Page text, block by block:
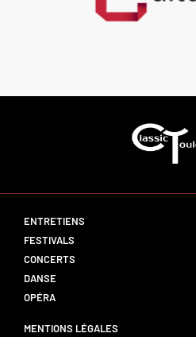
ENTRETIENS
FESTIVALS
CONCERTS
DANSE
OPÉRA
MENTIONS LÉGALES